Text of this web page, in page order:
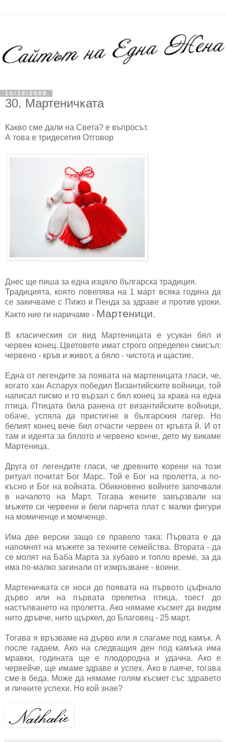
10/30/2008
30. Мартеничката
Какво сме дали на Света? е въпросът.
А това е тридесетия Отговор
Днес ще пиша за една изцяло българска традиция.
Традицията, която повелява на 1 март всяка година да
се закичваме с Пижо и Пенда за здраве и против уроки.
Както ние ги наричаме - Мартеници.
В класическия си вид Mартеницата e усукан бял и
червен конец. Цветовете имат строго определен смисъл:
червено - кръв и живот, а бяло - чистота и щастие.
Една от легендите за появата на мартеницата гласи, че,
когато хан Аспарух победил Византийските войници, той
написал писмо и го вързал с бял конец за крака на една
птица. Птицата била ранена от византийските войници,
обаче, успяла да пристигне в българския лагер. Но
белият конец вече бил отчасти червен от кръвта й. И от
там и идеята за бялото и червено конче, дето му викаме
Мартеница.
Друга от легендите гласи, че древните корени на този
ритуал почитат Бог Марс. Той е Бог на пролетта, а по-
късно и Бог на войната. Обикновено войните започвали
в началото на Март. Тогава жените завързвали на
мъжете си червени и бели парчета плат с малки фигури
на момиченце и момченце.
Има две версии защо се правело така: Първата е да
напомнят на мъжете за техните семейства. Втората - да
се молят на Баба Марта за хубаво и топло време, за да
има по-малко загинали от измръзване - воини.
Мартеничката се носи до появата на първото цъфнало
дърво или на първата прелетна птица, тоест до
настъпването на пролетта. Ако нямаме късмет да видим
нито дръвче, нито щъркел, до Благовец - 25 март.
Тогава я връзваме на дърво или я слагаме под камък. А
после гадаем. Ако на следващия ден под камъка има
мравки, годината ще е плодородна и удачна. Ако е
червейче, ще имаме здраве и успех. Ако в паяче, тогава
сме в беда. Може да нямаме голям късмет със здравето
и личните успехи. Но кой знае?